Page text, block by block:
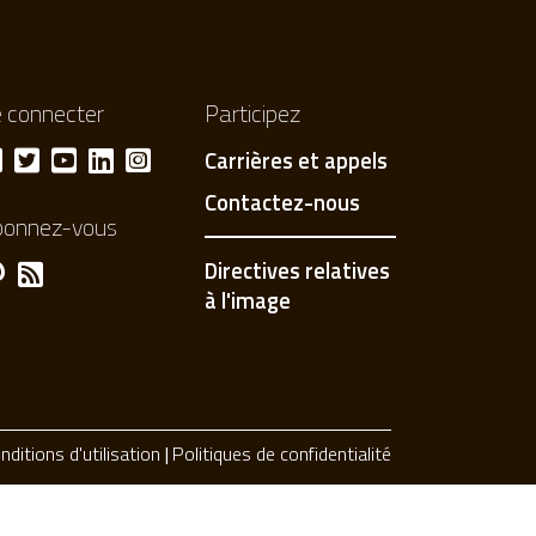
connecter
vous
Participez
Carrières et appels
Contactez-nous
Directives relatives
à l'image
d'utilisation Politiques de confidentialité